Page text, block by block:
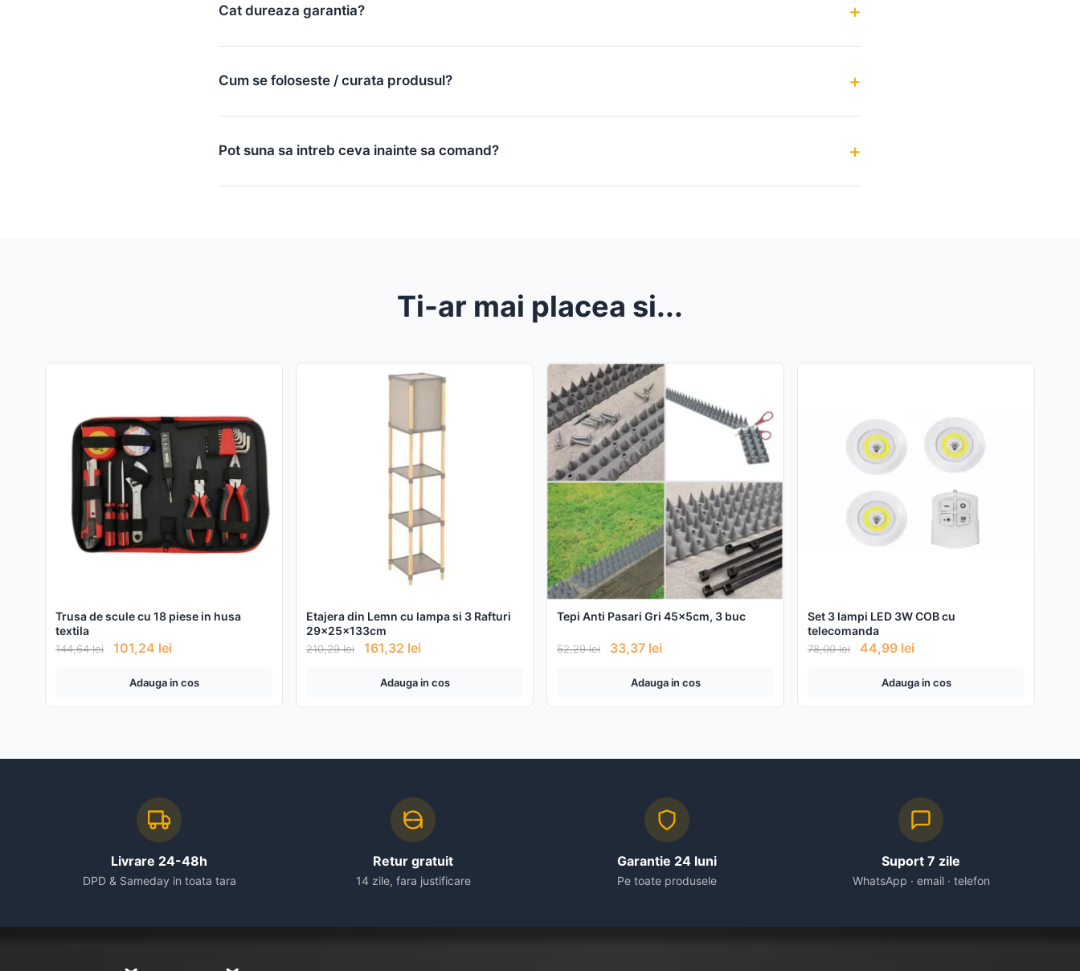
Cat dureaza garantia?
Cum se foloseste / curata produsul?
Pot suna sa intreb ceva inainte sa comand?
Ti-ar mai placea si...
Trusa de scule cu 18 piese in husa
textila
144,64lei 101,24 lei
Adauga in cos
Etajera din Lemn cu lampa si 3 Rafturi
29x25x133cm
210,29lei 161,32 lei
Adauga in cos
Tepi Anti Pasari Gri 45x5cm, 3 buc
52,29lei 33,37 lei
Adauga in cos
Set 3 lampi LED 3W COB cu
telecomanda
78,00lei 44,99 lei
Adauga in cos
Livrare 24-48h
DPD & Sameday in toata tara
Retur gratuit
14 zile, fara justificare
Garantie 24 luni
Pe toate produsele
Suport 7 zile
WhatsApp · email · telefon